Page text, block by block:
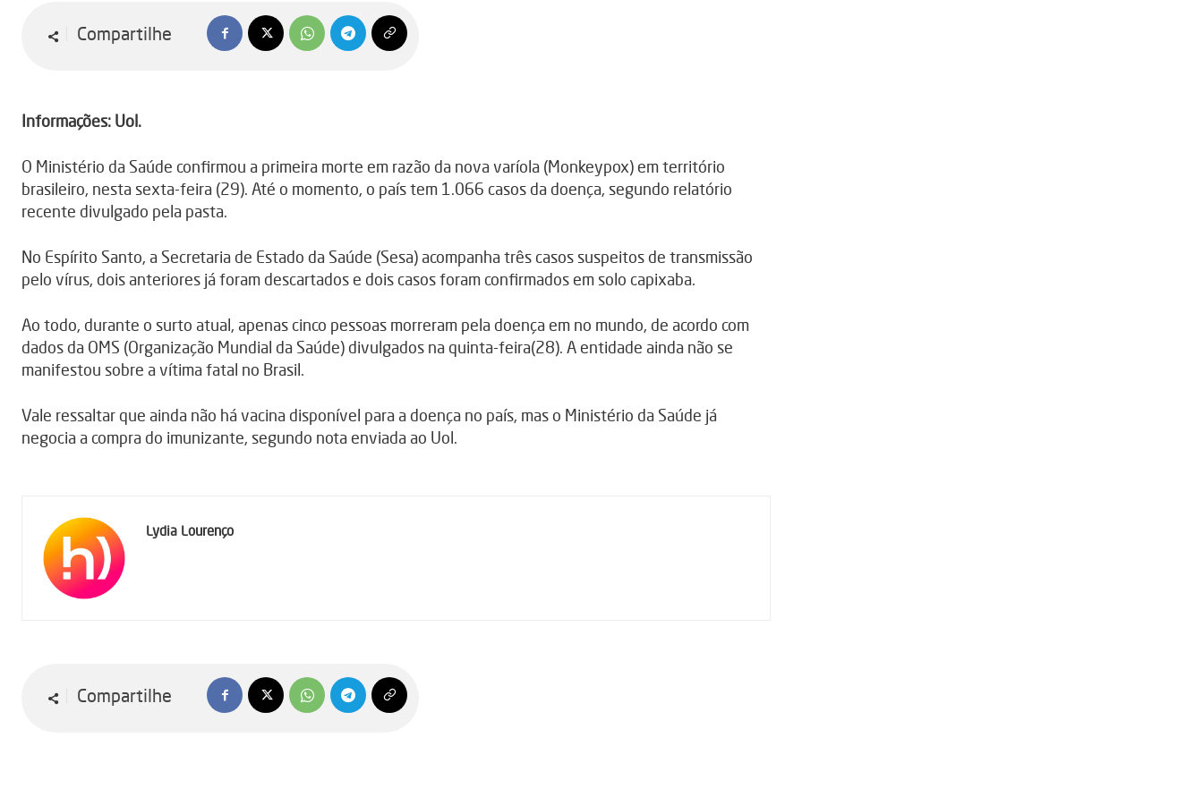
Compartilhe
Informações: Uol.
O Ministério da Saúde confirmou a primeira morte em razão da nova varíola (Monkeypox) em território
brasileiro, nesta sexta-feira (29). Até o momento, o país tem 1.066 casos da doença, segundo relatório
recente divulgado pela pasta.
No Espírito Santo, a Secretaria de Estado da Saúde (Sesa) acompanha três casos suspeitos de transmissão
pelo vírus, dois anteriores já foram descartados e dois casos foram confirmados em solo capixaba.
Ao todo, durante o surto atual, apenas cinco pessoas morreram pela doença em no mundo, de acordo com
dados da OMS (Organização Mundial da Saúde) divulgados na quinta-feira(28). A entidade ainda não se
manifestou sobre a vítima fatal no Brasil.
Vale ressaltar que ainda não há vacina disponível para a doença no país, mas o Ministério da Saúde já
negocia a compra do imunizante, segundo nota enviada ao Uol.
Lydia Lourenço
Compartilhe